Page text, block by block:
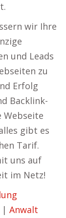
wir Ihre
und Leads
zu
Erfolg
Backlink-
Webseite
gibt es
Tarif.
uns auf
im Netz!
| Anwalt